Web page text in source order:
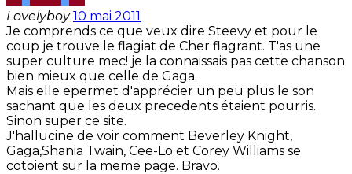
Lovelyboy 10 mai 2011
Je comprends ce que veux dire Steevy et pour le
coup je trouve le flagiat de Cher flagrant. T'as une
super culture mec! je la connaissais pas cette chanson
bien mieux que celle de Gaga.
Mais elle epermet d'apprécier un peu plus le son
sachant que les deux precedents étaient pourris.
Sinon super ce site.
J'hallucine de voir comment Beverley Knight,
Gaga,Shania Twain, Cee-Lo et Corey Williams se
cotoient sur la meme page. Bravo.